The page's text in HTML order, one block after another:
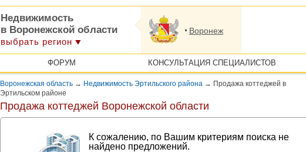
Недвижимость
в Воронежской области
выбрать регион
Воронеж
ФОРУМ КОНСУЛЬТАЦИЯ СПЕЦИАЛИСТОВ
Воронежская область → Недвижимость Эртильского района → Продажа коттеджей в
Эртильском районе
Продажа коттеджей Воронежской области
К сожалению, по Вашим критериям поиска не
найдено предложений.